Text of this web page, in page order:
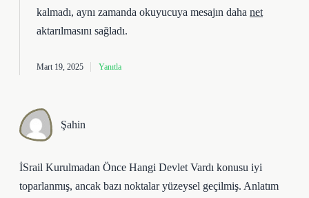
kalmadı, aynı zamanda okuyucuya mesajın daha net
aktarılmasını sağladı.
Mart 19, 2025 Yanıtla
Şahin
İSrail Kurulmadan Önce Hangi Devlet Vardı konusu iyi
toparlanmış, ancak bazı noktalar yüzeysel geçilmiş. Anlatım